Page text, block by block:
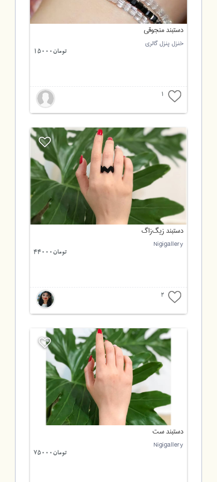
دستبند منجوقی
خنزل پنزل گالری
تومان15000
1
دستبند زیگ‌زاگ
Nigigallery
تومان44000
2
دستبند ست
Nigigallery
تومان75000